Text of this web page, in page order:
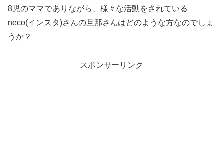
8児のママでありながら、様々な活動をされている
neco(インスタ)さんの旦那さんはどのような方なのでしょ
うか？
スポンサーリンク